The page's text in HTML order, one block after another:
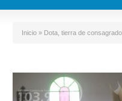
Inicio » Dota, tierra de